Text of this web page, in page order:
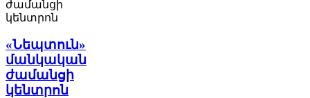
«Նեպտուն»
մանկական
ժամանցի
կենտրոն